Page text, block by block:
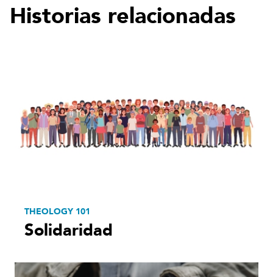
Historias relacionadas
THEOLOGY 101
Solidaridad